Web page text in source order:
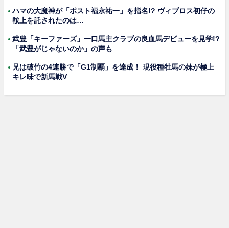
ハマの大魔神が「ポスト福永祐一」を指名!? ヴィブロス初仔の
鞍上を託されたのは…
武豊「キーファーズ」一口馬主クラブの良血馬デビューを見学!?
「武豊がじゃないのか」の声も
兄は破竹の4連勝で「G1制覇」を達成！ 現役種牡馬の妹が極上
キレ味で新馬戦V